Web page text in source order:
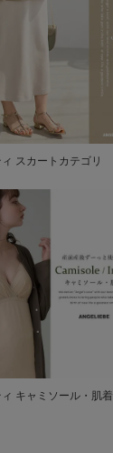
スカートカテゴリ
キャミソール・肌着